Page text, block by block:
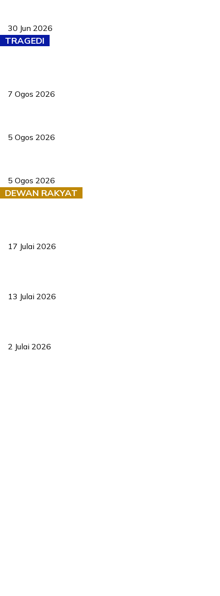
30 Jun 2026
TRAGEDI
7 Ogos 2026
5 Ogos 2026
5 Ogos 2026
DEWAN RAKYAT
17 Julai 2026
13 Julai 2026
2 Julai 2026